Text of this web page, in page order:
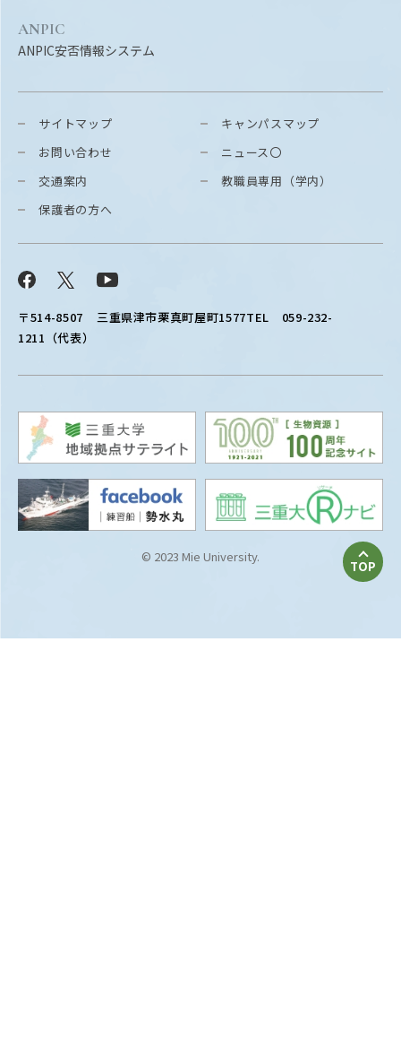
〒514-8507 三重県津市栗真町屋町1577TEL 059-232-
1211（代表）
サイトマップ
お問い合わせ
交通案内
保護者の方へ
Facebook
キャンパスマップ
ニュース〇
教職員専用（学内）
ANPIC
ANPIC安否情報システム
© 2023 Mie University.
TOP